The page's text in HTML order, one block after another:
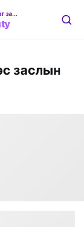
заслын